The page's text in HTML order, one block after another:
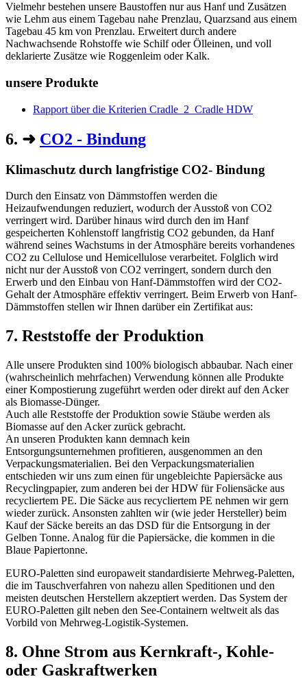
Vielmehr bestehen unsere Baustoffen nur aus Hanf und Zusätzen
wie Lehm aus einem Tagebau nahe Prenzlau, Quarzsand aus einem
Tagebau 45 km von Prenzlau. Erweitert durch andere
Nachwachsende Rohstoffe wie Schilf oder Ölleinen, und voll
deklarierte Zusätze wie Roggenleim oder Kalk.
unsere Produkte
Rapport über die Kriterien Cradle_2_Cradle HDW
6. ➜ CO2 - Bindung
Klimaschutz durch langfristige CO2- Bindung
Durch den Einsatz von Dämmstoffen werden die
Heizaufwendungen reduziert, wodurch der Ausstoß von CO2
verringert wird. Darüber hinaus wird durch den im Hanf
gespeicherten Kohlenstoff langfristig CO2 gebunden, da Hanf
während seines Wachstums in der Atmosphäre bereits vorhandenes
CO2 zu Cellulose und Hemicellulose verarbeitet. Folglich wird
nicht nur der Ausstoß von CO2 verringert, sondern durch den
Erwerb und den Einbau von Hanf-Dämmstoffen wird der CO2-
Gehalt der Atmosphäre effektiv verringert. Beim Erwerb von Hanf-
Dämmstoffen stellen wir Ihnen darüber ein Zertifikat aus:
7. Reststoffe der Produktion
Alle unsere Produkten sind 100% biologisch abbaubar. Nach einer
(wahrscheinlich mehrfachen) Verwendung können alle Produkte
einer Kompostierung zugeführt werden oder direkt auf den Acker
als Biomasse-Dünger.
Auch alle Reststoffe der Produktion sowie Stäube werden als
Biomasse auf den Acker zurück gebracht.
An unseren Produkten kann demnach kein
Entsorgungsunternehmen profitieren, ausgenommen an den
Verpackungsmaterialien. Bei den Verpackungsmaterialien
entschieden wir uns zum einen für ungebleichte Papiersäcke aus
Recyclingpapier, zum anderen bei der HDW für Foliensäcke aus
recycliertem PE. Die Säcke aus recycliertem PE nehmen wir gern
wieder zurück. Ansonsten zahlten wir (wie jeder Hersteller) beim
Kauf der Säcke bereits an das DSD für die Entsorgung in der
Gelben Tonne. Analog für die Papiersäcke, die kommen in die
Blaue Papiertonne.
EURO-Paletten sind europaweit standardisierte Mehrweg-Paletten,
die im Tauschverfahren von nahezu allen Speditionen und den
meisten deutschen Herstellern akzeptiert werden. Das System der
EURO-Paletten gilt neben den See-Containern weltweit als das
Vorbild von Mehrweg-Logistik-Systemen.
8. Ohne Strom aus Kernkraft-, Kohle-
oder Gaskraftwerken